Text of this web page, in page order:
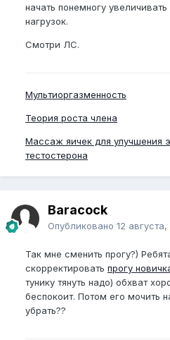
начать понемногу
нагрузок.
Смотри ЛС.
Мультиоргазменность
Теория роста члена
Массаж яичек для улучшения
тестостерона
Baracock
Опубликовано 12 августа,
Так мне сменить прогу?)
скорректировать прогу
тунику тянуть надо) обхват
беспокоит. Потом его мочить
убрать??